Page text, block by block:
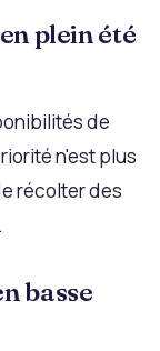
plein été
de
n'est plus
récolter des
basse